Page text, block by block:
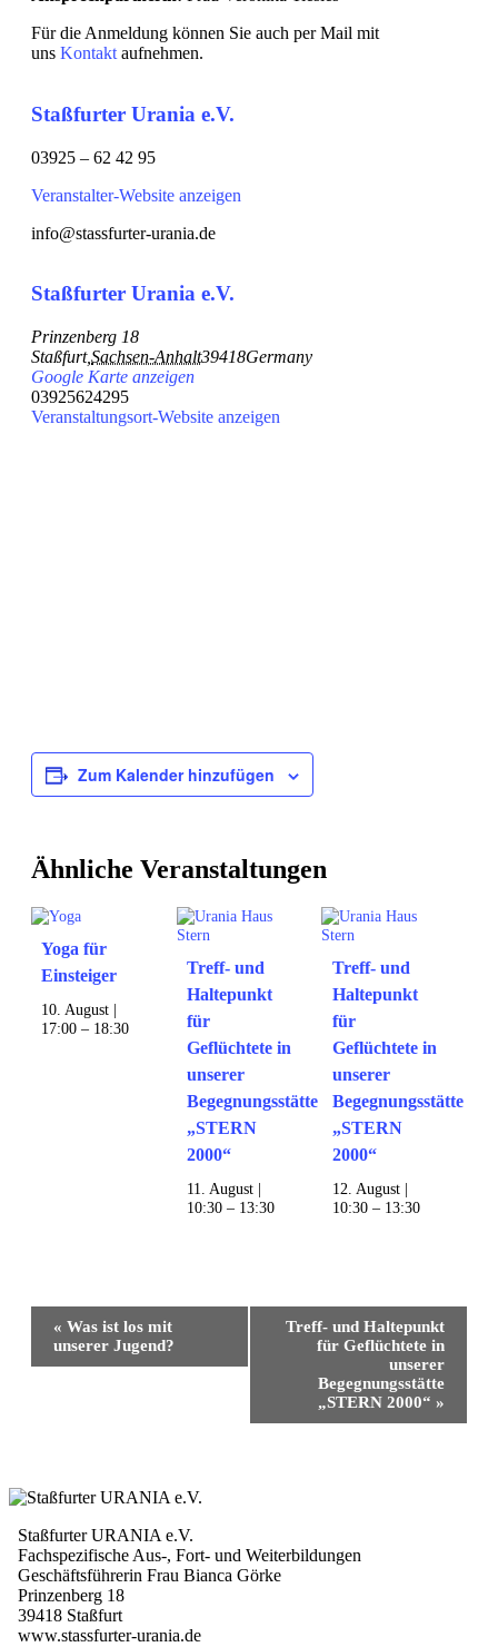
Für die Anmeldung können Sie auch per Mail mit
uns Kontakt aufnehmen.
Staßfurter Urania e.V.
03925 – 62 42 95
Veranstalter-Website anzeigen
info@stassfurter-urania.de
Staßfurter Urania e.V.
Prinzenberg 18
Staßfurt,Sachsen-Anhalt39418Germany
Google Karte anzeigen
03925624295
Veranstaltungsort-Website anzeigen
Zum Kalender hinzufügen
Ähnliche Veranstaltungen
Yoga für
Einsteiger
10. August |
17:00 – 18:30
Treff- und
Haltepunkt
für
Geflüchtete in
unserer
Begegnungsstätte
„STERN
2000“
11. August |
10:30– 13:30
Treff- und
Haltepunkt
für
Geflüchtete in
unserer
Begegnungsstätte
„STERN
2000“
12. August |
10:30– 13:30
Veranstaltung-
Navigation
« Was ist los mit
unserer Jugend?
Treff- und Haltepunkt
für Geflüchtete in
unserer
Begegnungsstätte
„STERN 2000“ »
Staßfurter URANIA e.V.
Fachspezifische Aus-, Fort- und Weiterbildungen
Geschäftsführerin Frau Bianca Görke
Prinzenberg 18
39418 Staßfurt
www.stassfurter-urania.de